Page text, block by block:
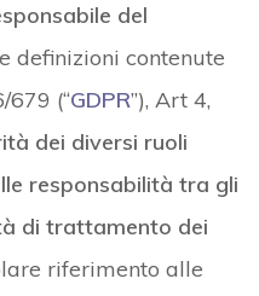
del
definizioni contenute
(“GDPR”), Art 4,
dei diversi ruoli
responsabilità tra gli
di trattamento dei
riferimento alle